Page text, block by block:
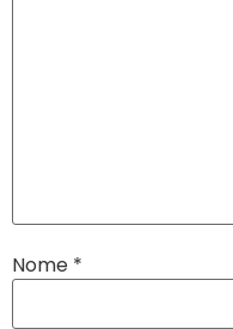
Nome *